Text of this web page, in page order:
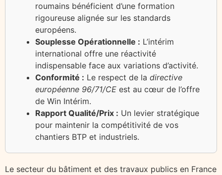
roumains bénéficient d’une formation
rigoureuse alignée sur les standards
européens.
Souplesse Opérationnelle : L’intérim
international offre une réactivité
indispensable face aux variations d’activité.
Conformité : Le respect de la directive
européenne 96/71/CE est au cœur de l’offre
de Win Intérim.
Rapport Qualité/Prix : Un levier stratégique
pour maintenir la compétitivité de vos
chantiers BTP et industriels.
Le secteur du bâtiment et des travaux publics en France